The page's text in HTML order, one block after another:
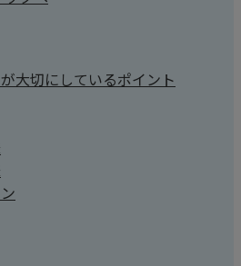
大切にしているポイント